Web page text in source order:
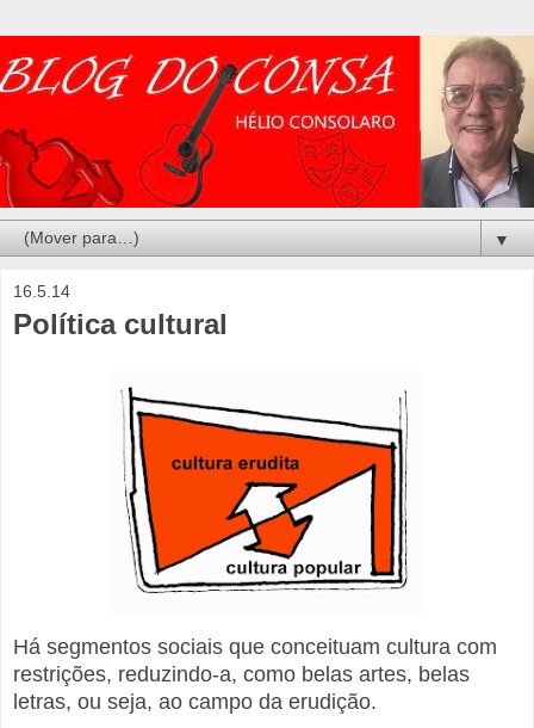
▼
16.5.14
Política cultural
Há segmentos sociais que conceituam cultura com
restrições, reduzindo-a, como belas artes, belas
letras, ou seja, ao campo da erudição.